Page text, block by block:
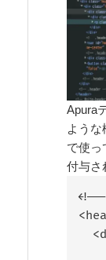
Apura
よう
で使っ
付与さ
<!--